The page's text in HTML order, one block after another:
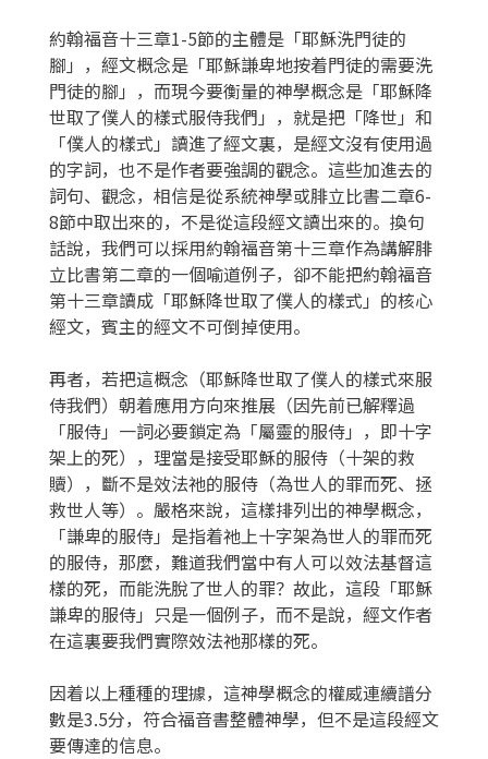
約翰福音十三章1-5節的主體是「耶穌洗門徒的
腳」，經文概念是「耶穌謙卑地按着門徒的需要洗
門徒的腳」，而現今要衡量的神學概念是「耶穌降
世取了僕人的樣式服侍我們」，就是把「降世」和
「僕人的樣式」讀進了經文裏，是經文沒有使用過
的字詞，也不是作者要強調的觀念。這些加進去的
詞句、觀念，相信是從系統神學或腓立比書二章6-
8節中取出來的，不是從這段經文讀出來的。換句
話說，我們可以採用約翰福音第十三章作為講解腓
立比書第二章的一個喻道例子，卻不能把約翰福音
第十三章讀成「耶穌降世取了僕人的樣式」的核心
經文，賓主的經文不可倒掉使用。
再者，若把這概念（耶穌降世取了僕人的樣式來服
侍我們）朝着應用方向來推展（因先前已解釋過
「服侍」一詞必要鎖定為「屬靈的服侍」，即十字
架上的死），理當是接受耶穌的服侍（十架的救
贖），斷不是效法祂的服侍（為世人的罪而死、拯
救世人等）。嚴格來說，這樣排列出的神學概念，
「謙卑的服侍」是指着祂上十字架為世人的罪而死
的服侍，那麼，難道我們當中有人可以效法基督這
樣的死，而能洗脫了世人的罪？故此，這段「耶穌
謙卑的服侍」只是一個例子，而不是說，經文作者
在這裏要我們實際效法祂那樣的死。
因着以上種種的理據，這神學概念的權威連續譜分
數是3.5分，符合福音書整體神學，但不是這段經文
要傳達的信息。